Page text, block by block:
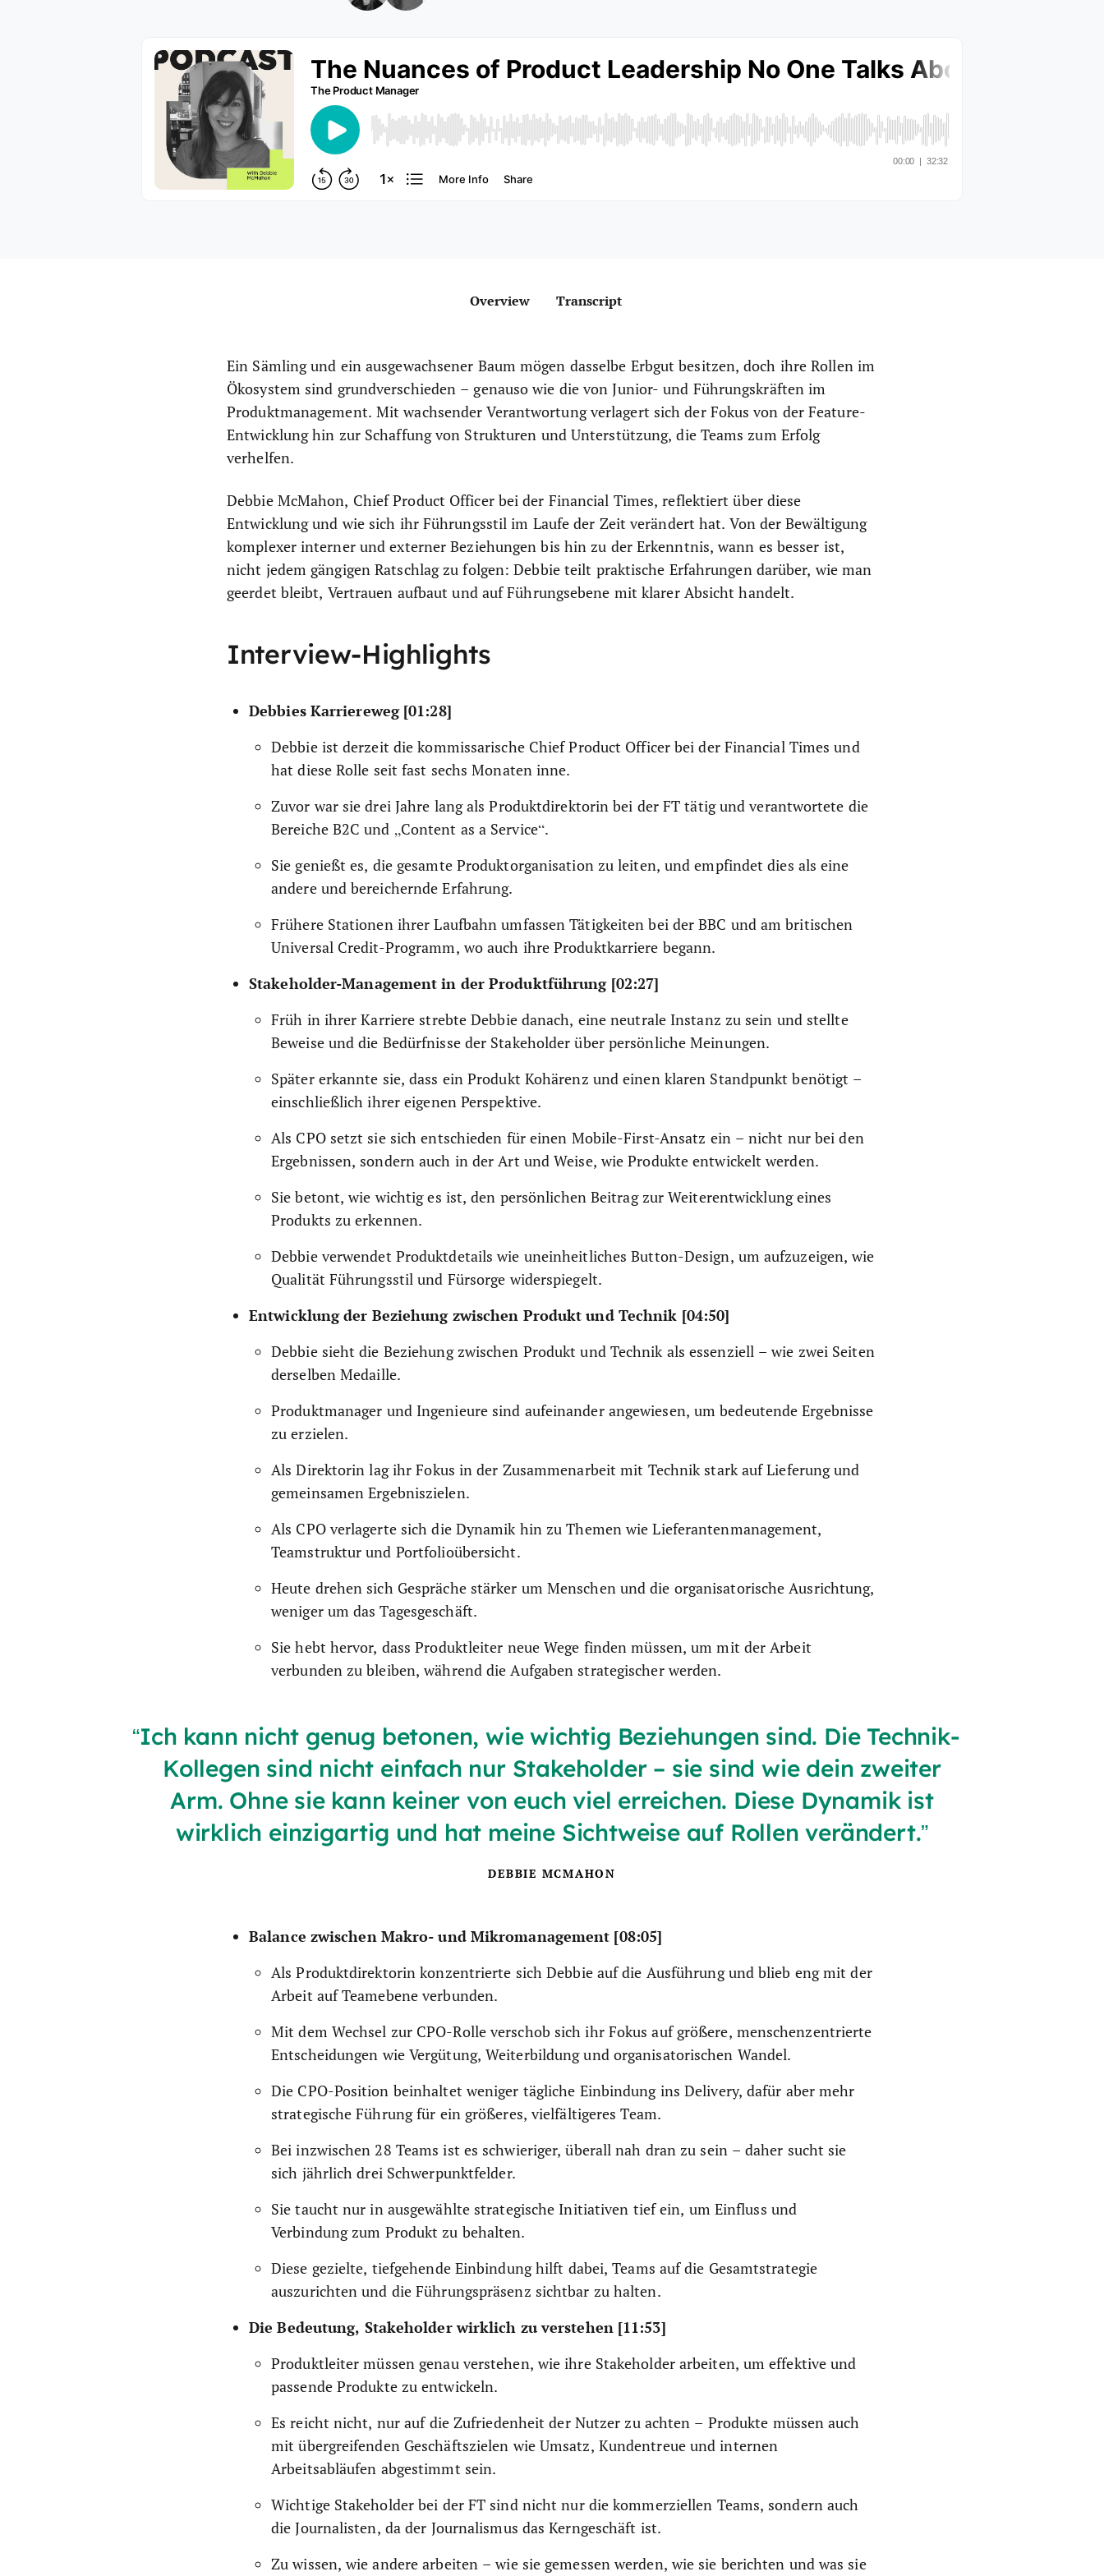
Overview Transcript
Ein Sämling und ein ausgewachsener Baum mögen dasselbe Erbgut besitzen, doch ihre Rollen im
Ökosystem sind grundverschieden – genauso wie die von Junior- und Führungskräften im
Produktmanagement. Mit wachsender Verantwortung verlagert sich der Fokus von der Feature-
Entwicklung hin zur Schaffung von Strukturen und Unterstützung, die Teams zum Erfolg
verhelfen.
Debbie McMahon, Chief Product Officer bei der Financial Times, reflektiert über diese
Entwicklung und wie sich ihr Führungsstil im Laufe der Zeit verändert hat. Von der Bewältigung
komplexer interner und externer Beziehungen bis hin zu der Erkenntnis, wann es besser ist,
nicht jedem gängigen Ratschlag zu folgen: Debbie teilt praktische Erfahrungen darüber, wie man
geerdet bleibt, Vertrauen aufbaut und auf Führungsebene mit klarer Absicht handelt.
Interview-Highlights
Debbies Karriereweg [01:28]
Debbie ist derzeit die kommissarische Chief Product Officer bei der Financial Times und
hat diese Rolle seit fast sechs Monaten inne.
Zuvor war sie drei Jahre lang als Produktdirektorin bei der FT tätig und verantwortete die
Bereiche B2C und „Content as a Service“.
Sie genießt es, die gesamte Produktorganisation zu leiten, und empfindet dies als eine
andere und bereichernde Erfahrung.
Frühere Stationen ihrer Laufbahn umfassen Tätigkeiten bei der BBC und am britischen
Universal Credit-Programm, wo auch ihre Produktkarriere begann.
Stakeholder-Management in der Produktführung [02:27]
Früh in ihrer Karriere strebte Debbie danach, eine neutrale Instanz zu sein und stellte
Beweise und die Bedürfnisse der Stakeholder über persönliche Meinungen.
Später erkannte sie, dass ein Produkt Kohärenz und einen klaren Standpunkt benötigt –
einschließlich ihrer eigenen Perspektive.
Als CPO setzt sie sich entschieden für einen Mobile-First-Ansatz ein – nicht nur bei den
Ergebnissen, sondern auch in der Art und Weise, wie Produkte entwickelt werden.
Sie betont, wie wichtig es ist, den persönlichen Beitrag zur Weiterentwicklung eines
Produkts zu erkennen.
Debbie verwendet Produktdetails wie uneinheitliches Button-Design, um aufzuzeigen, wie
Qualität Führungsstil und Fürsorge widerspiegelt.
Entwicklung der Beziehung zwischen Produkt und Technik [04:50]
Debbie sieht die Beziehung zwischen Produkt und Technik als essenziell – wie zwei Seiten
derselben Medaille.
Produktmanager und Ingenieure sind aufeinander angewiesen, um bedeutende Ergebnisse
zu erzielen.
Als Direktorin lag ihr Fokus in der Zusammenarbeit mit Technik stark auf Lieferung und
gemeinsamen Ergebniszielen.
Als CPO verlagerte sich die Dynamik hin zu Themen wie Lieferantenmanagement,
Teamstruktur und Portfolioübersicht.
Heute drehen sich Gespräche stärker um Menschen und die organisatorische Ausrichtung,
weniger um das Tagesgeschäft.
Sie hebt hervor, dass Produktleiter neue Wege finden müssen, um mit der Arbeit
verbunden zu bleiben, während die Aufgaben strategischer werden.
Ich kann nicht genug betonen, wie wichtig Beziehungen sind. Die Technik-
Kollegen sind nicht einfach nur Stakeholder – sie sind wie dein zweiter
Arm. Ohne sie kann keiner von euch viel erreichen. Diese Dynamik ist
wirklich einzigartig und hat meine Sichtweise auf Rollen verändert.
DEBBIE MCMAHON
Balance zwischen Makro- und Mikromanagement [08:05]
Als Produktdirektorin konzentrierte sich Debbie auf die Ausführung und blieb eng mit der
Arbeit auf Teamebene verbunden.
Mit dem Wechsel zur CPO-Rolle verschob sich ihr Fokus auf größere, menschenzentrierte
Entscheidungen wie Vergütung, Weiterbildung und organisatorischen Wandel.
Die CPO-Position beinhaltet weniger tägliche Einbindung ins Delivery, dafür aber mehr
strategische Führung für ein größeres, vielfältigeres Team.
Bei inzwischen 28 Teams ist es schwieriger, überall nah dran zu sein – daher sucht sie
sich jährlich drei Schwerpunktfelder.
Sie taucht nur in ausgewählte strategische Initiativen tief ein, um Einfluss und
Verbindung zum Produkt zu behalten.
Diese gezielte, tiefgehende Einbindung hilft dabei, Teams auf die Gesamtstrategie
auszurichten und die Führungspräsenz sichtbar zu halten.
Die Bedeutung, Stakeholder wirklich zu verstehen [11:53]
Produktleiter müssen genau verstehen, wie ihre Stakeholder arbeiten, um effektive und
passende Produkte zu entwickeln.
Es reicht nicht, nur auf die Zufriedenheit der Nutzer zu achten – Produkte müssen auch
mit übergreifenden Geschäftszielen wie Umsatz, Kundentreue und internen
Arbeitsabläufen abgestimmt sein.
Wichtige Stakeholder bei der FT sind nicht nur die kommerziellen Teams, sondern auch
die Journalisten, da der Journalismus das Kerngeschäft ist.
Zu wissen, wie andere arbeiten – wie sie gemessen werden, wie sie berichten und was sie